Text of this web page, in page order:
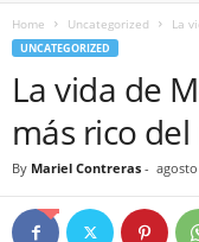
Home Uncategorized La
UNCATEGORIZED
La vida de
más rico
By Mariel Contreras -